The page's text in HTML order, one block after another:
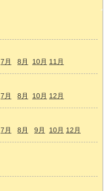
7月 8月 10月 11月
7月 8月 10月 12月
7月 8月 9月 10月 12月